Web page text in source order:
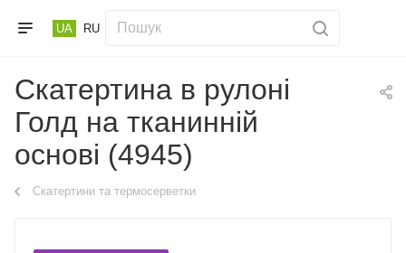
UA RU
Скатертина в рулоні
Голд на тканинній
основі (4945)
Скатертини та термосерветки